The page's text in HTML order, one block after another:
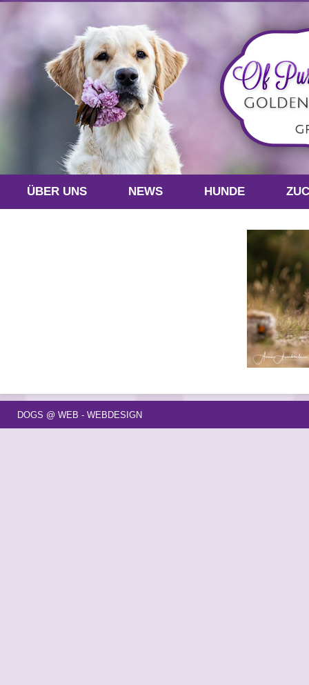
ÜBER UNS NEWS HUNDE
DOGS @ WEB - WEBDESIGN